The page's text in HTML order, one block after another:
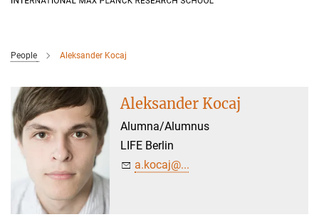
People Aleksander Kocaj
Aleksander Kocaj
Alumna/Alumnus
LIFE Berlin
a.kocaj@...